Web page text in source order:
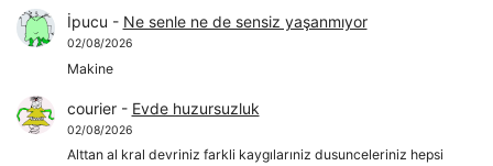
İpucu - Ne senle ne de sensiz yaşanmıyor
02/08/2026
Makine
courier- Evde huzursuzluk
02/08/2026
Alttan al kral devriniz farkli kaygılarıniz dusunceleriniz hepsi